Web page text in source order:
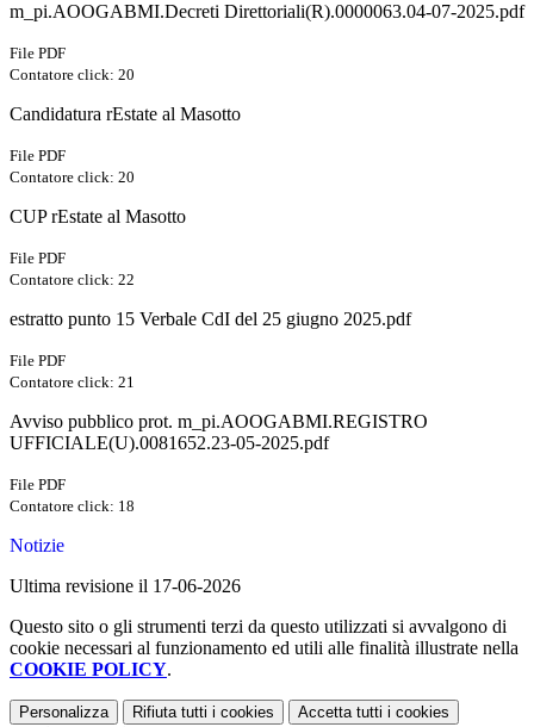
m_pi.AOOGABMI.Decreti Direttoriali(R).0000063.04-07-2025.pdf
File PDF
Contatore click: 20
Candidatura rEstate al Masotto
File PDF
Contatore click: 20
CUP rEstate al Masotto
File PDF
Contatore click: 22
estratto punto 15 Verbale CdI del 25 giugno 2025.pdf
File PDF
Contatore click: 21
Avviso pubblico prot. m_pi.AOOGABMI.REGISTRO
UFFICIALE(U).0081652.23-05-2025.pdf
File PDF
Contatore click: 18
Notizie
Ultima revisione il 17-06-2026
Questo sito o gli strumenti terzi da questo utilizzati si avvalgono di
cookie necessari al funzionamento ed utili alle finalità illustrate nella
COOKIE POLICY.
Personalizza Rifiuta tutti i cookies Accetta tutti i cookies